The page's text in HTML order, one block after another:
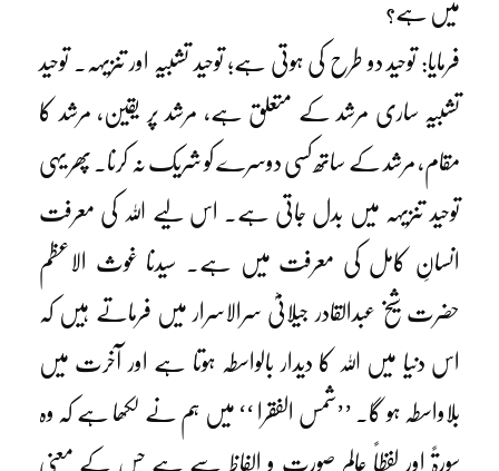
میں ہے؟
فرمایا: توحید دو طرح کی ہوتی ہے؛ توحید تشبیہ اور تنزیہہ۔ توحید
تشبیہ ساری مرشد کے متعلق ہے، مرشد پر یقین، مرشد کا
مقام، مرشد کے ساتھ کسی دوسرے کو شریک نہ کرنا۔ پھر یہی
توحید تنزیہہ میں بدل جاتی ہے۔ اس لیے اللہ کی معرفت
انسانِ کامل کی معرفت میں ہے۔ سیدنا غوث الاعظم
حضرت شیخ عبدالقادر جیلانیؓ سرالاسرار میں فرماتے ہیں کہ
اس دنیا میں اللہ کا دیدار بالواسطہ ہوتا ہے اور آخرت میں
بلاواسطہ ہو گا۔ ’’شمس الفقرا ‘‘ میں ہم نے لکھا ہے کہ وہ
سورۃً اور لفظاً عالمِ صورت و الفاظ سے ہے جس کے معنی